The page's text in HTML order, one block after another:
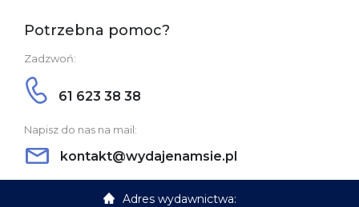
Potrzebna pomoc?
Zadzwoń:
61 623 38 38
Napisz do nas na mail:
kontakt@wydajenamsie.pl
Adres wydawnictwa: